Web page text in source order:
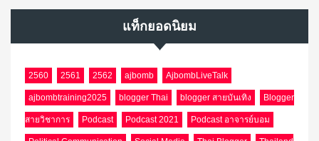
แท็กยอดนิยม
2560 2561 2562 ajbomb AjbombLiveTalk
ajbombtraining2025 blogger Thai blogger สายบันเทิง Blogger
สายวิชาการ Podcast Podcast 2021 Podcast อาจารย์บอม